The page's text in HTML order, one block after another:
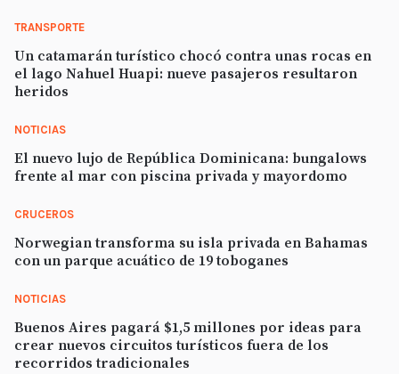
TRANSPORTE
Un catamarán turístico chocó contra unas rocas en
el lago Nahuel Huapi: nueve pasajeros resultaron
heridos
NOTICIAS
El nuevo lujo de República Dominicana: bungalows
frente al mar con piscina privada y mayordomo
CRUCEROS
Norwegian transforma su isla privada en Bahamas
con un parque acuático de 19 toboganes
NOTICIAS
Buenos Aires pagará $1,5 millones por ideas para
crear nuevos circuitos turísticos fuera de los
recorridos tradicionales